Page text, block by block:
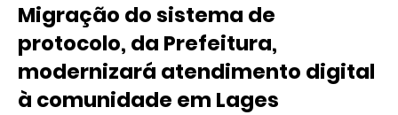
Migração do sistema de
protocolo, da Prefeitura,
modernizará atendimento digital
à comunidade em Lages